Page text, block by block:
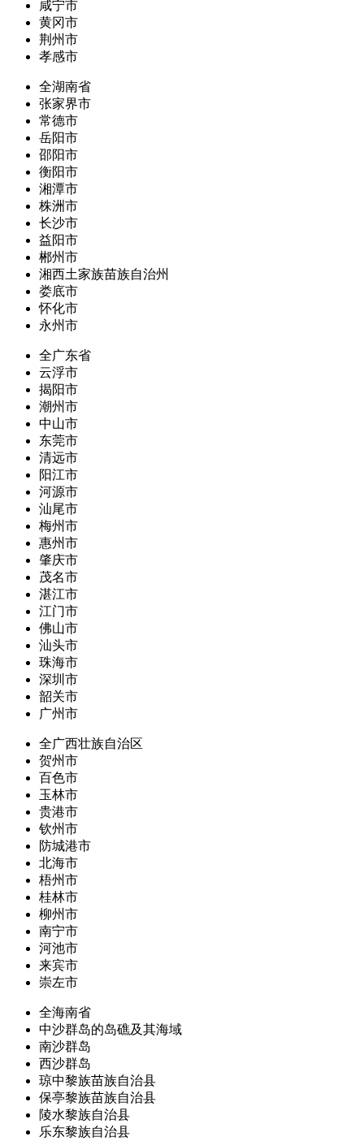
咸宁市
黄冈市
荆州市
孝感市
全湖南省
张家界市
常德市
岳阳市
邵阳市
衡阳市
湘潭市
株洲市
长沙市
益阳市
郴州市
湘西土家族苗族自治州
娄底市
怀化市
永州市
全广东省
云浮市
揭阳市
潮州市
中山市
东莞市
清远市
阳江市
河源市
汕尾市
梅州市
惠州市
肇庆市
茂名市
湛江市
江门市
佛山市
汕头市
珠海市
深圳市
韶关市
广州市
全广西壮族自治区
贺州市
百色市
玉林市
贵港市
钦州市
防城港市
北海市
梧州市
桂林市
柳州市
南宁市
河池市
来宾市
崇左市
全海南省
中沙群岛的岛礁及其海域
南沙群岛
西沙群岛
琼中黎族苗族自治县
保亭黎族苗族自治县
陵水黎族自治县
乐东黎族自治县